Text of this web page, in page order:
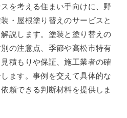
を考える住まい手向けに、野
・屋根塗り替えのサービスと
説します。塗装と塗り替えの
の注意点、季節や高松市特有
積もりや保証、施工業者の確
ます。事例を交えて具体的な
頼できる判断材料を提供しま